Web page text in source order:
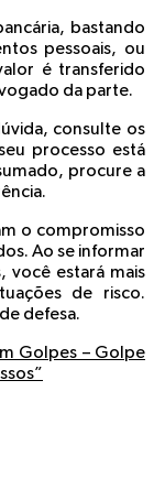
bastando
pessoais, ou
é transferido
da parte.
consulte os
processo está
procure a
o compromisso
Ao se informar
você estará mais
de risco.
defesa.
Golpes – Golpe